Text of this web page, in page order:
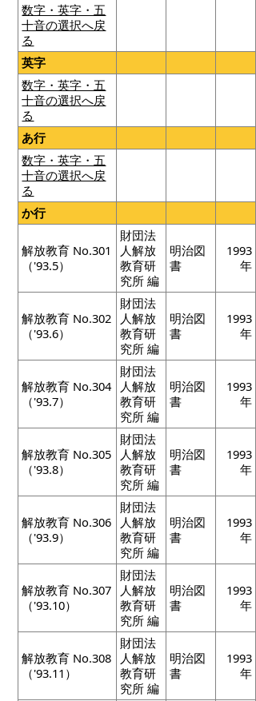
数字・英字・五
十音の選択へ戻
る
英字
数字・英字・五
十音の選択へ戻
る
あ行
数字・英字・五
十音の選択へ戻
る
か行
解放教育 No.301
（'93.5）
財団法
人解放
教育研
究所 編
明治図
書
1993
年
解放教育 No.302
（'93.6）
財団法
人解放
教育研
究所 編
明治図
書
1993
年
解放教育 No.304
（'93.7）
財団法
人解放
教育研
究所 編
明治図
書
1993
年
解放教育 No.305
（'93.8）
財団法
人解放
教育研
究所 編
明治図
書
1993
年
解放教育 No.306
（'93.9）
財団法
人解放
教育研
究所 編
明治図
書
1993
年
解放教育 No.307
（'93.10）
財団法
人解放
教育研
究所 編
明治図
書
1993
年
解放教育 No.308
（'93.11）
財団法
人解放
教育研
究所 編
明治図
書
1993
年